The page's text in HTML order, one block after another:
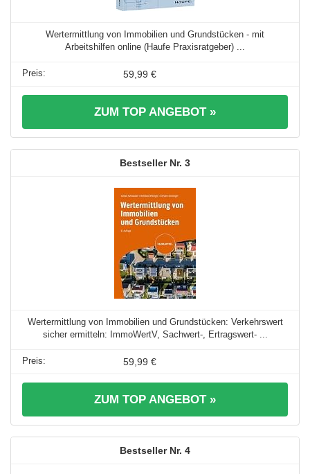
Wertermittlung von Immobilien und Grundstücken - mit
Arbeitshilfen online (Haufe Praxisratgeber) ...
59,99 €
ZUM TOP ANGEBOT »
3
Wertermittlung von Immobilien und Grundstücken: Verkehrswert
sicher ermitteln: ImmoWertV, Sachwert-, Ertragswert- ...
59,99 €
ZUM TOP ANGEBOT »
4